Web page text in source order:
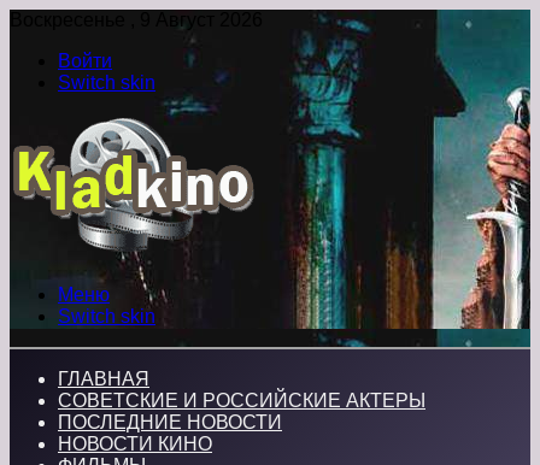
Воскресенье , 9 Август 2026
Войти
Switch skin
Меню
Switch skin
ГЛАВНАЯ
СОВЕТСКИЕ И РОССИЙСКИЕ АКТЕРЫ
ПОСЛЕДНИЕ НОВОСТИ
НОВОСТИ КИНО